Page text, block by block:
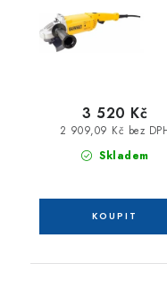
spínač
Skladem
2 909,09 Kč bez
3 520 Kč